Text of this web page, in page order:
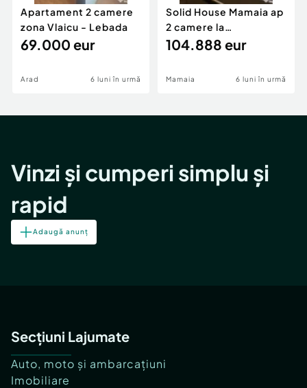
Apartament 2 camere
zona Vlaicu - Lebada
69.000 eur
Arad 6 luni în urmă
Solid House Mamaia ap
2 camere la
cheie,langa Mega
104.888 eur
Mamaia 6 luni în urmă
Vinzi și cumperi simplu și
rapid
Adaugă anunț
Secțiuni Lajumate
Auto, moto și ambarcațiuni
Imobiliare